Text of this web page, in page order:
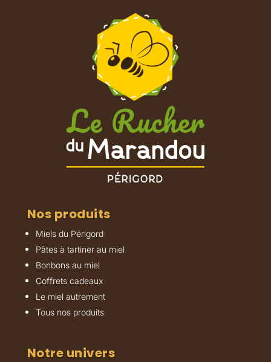
Nos produits
Miels du Périgord
Pâtes à tartiner au miel
Bonbons au miel
Coffrets cadeaux
Le miel autrement
Tous nos produits
Notre univers